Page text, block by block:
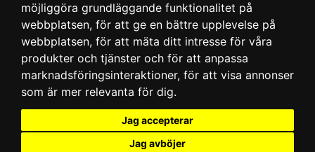
möjliggöra grundläggande funktionalitet på
webbplatsen, för att ge en bättre upplevelse på
webbplatsen, för att mäta ditt intresse för våra
produkter och tjänster och för att anpassa
marknadsföringsinteraktioner, för att visa annonser
som är mer relevanta för dig.
Jag accepterar
Jag avböjer